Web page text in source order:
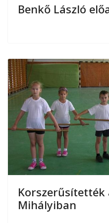
Benkő László
Mihályiban